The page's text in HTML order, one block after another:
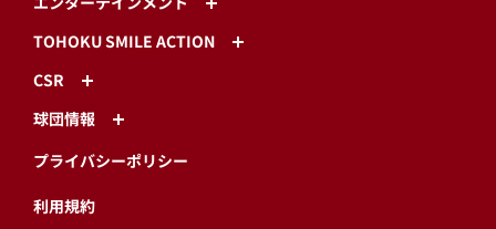
TOHOKU SMILE ACTION
CSR
球団情報
プライバシーポリシー
利用規約